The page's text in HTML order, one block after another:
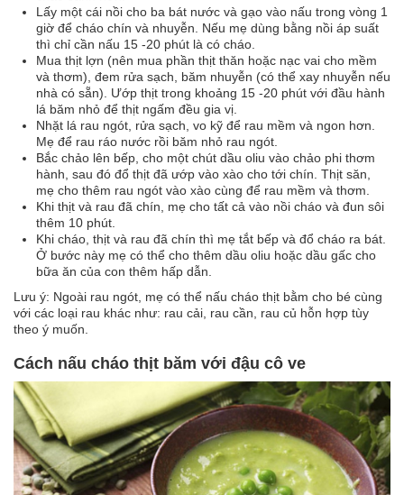
Lấy một cái nồi cho ba bát nước và gạo vào nấu trong vòng 1
giờ để cháo chín và nhuyễn. Nếu mẹ dùng bằng nồi áp suất
thì chỉ cần nấu 15 -20 phút là có cháo.
Mua thịt lợn (nên mua phần thịt thăn hoặc nạc vai cho mềm
và thơm), đem rửa sạch, băm nhuyễn (có thể xay nhuyễn nếu
nhà có sẵn). Ướp thịt trong khoảng 15 -20 phút với đầu hành
lá băm nhỏ để thịt ngấm đều gia vị.
Nhặt lá rau ngót, rửa sạch, vo kỹ để rau mềm và ngon hơn.
Mẹ để rau ráo nước rồi băm nhỏ rau ngót.
Bắc chảo lên bếp, cho một chút dầu oliu vào chảo phi thơm
hành, sau đó đổ thịt đã ướp vào xào cho tới chín. Thịt săn,
mẹ cho thêm rau ngót vào xào cùng để rau mềm và thơm.
Khi thịt và rau đã chín, mẹ cho tất cả vào nồi cháo và đun sôi
thêm 10 phút.
Khi cháo, thịt và rau đã chín thì mẹ tắt bếp và đổ cháo ra bát.
Ở bước này mẹ có thể cho thêm dầu oliu hoặc dầu gấc cho
bữa ăn của con thêm hấp dẫn.
Lưu ý: Ngoài rau ngót, mẹ có thể nấu cháo thịt bằm cho bé cùng
với các loại rau khác như: rau cải, rau cần, rau củ hỗn hợp tùy
theo ý muốn.
Cách nấu cháo thịt băm với đậu cô ve